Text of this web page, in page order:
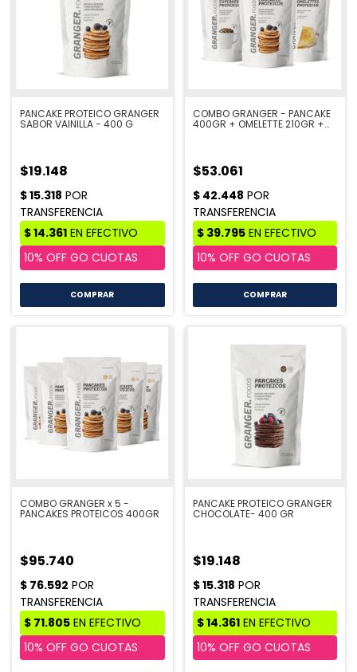
PANCAKE PROTEICO GRANGER
SABOR VAINILLA - 400 G
$19.148
COMPRAR
COMBO GRANGER - PANCAKE
400GR + OMELETTE 210GR +
$53.061
COMBO GRANGER x 5 -
PANCAKES PROTEICOS 400GR
$95.740
PANCAKE PROTEICO GRANGER
CHOCOLATE- 400 GR
$19.148